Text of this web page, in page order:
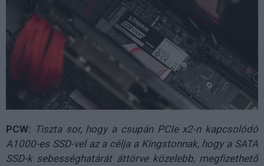
PCW: Tiszta sor, hogy a csupán PCIe x2-n kapcsolódó
A1000-es SSD-vel az a célja a Kingstonnak, hogy a SATA
SSD-k sebességhatárát áttörve közelebb, megfizethető